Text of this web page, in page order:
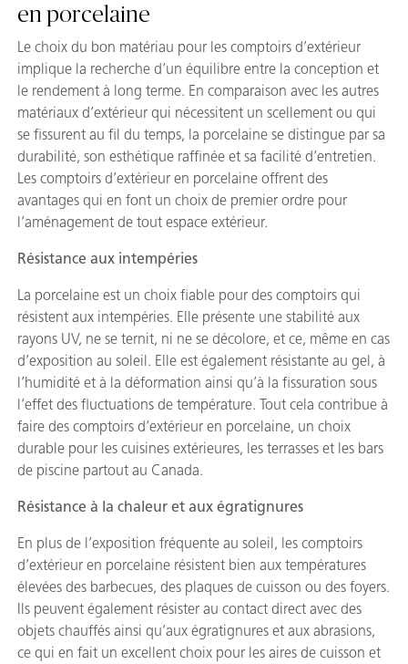
en porcelaine
Le choix du bon matériau pour les comptoirs d’extérieur
implique la recherche d’un équilibre entre la conception et
le rendement à long terme. En comparaison avec les autres
matériaux d’extérieur qui nécessitent un scellement ou qui
se fissurent au fil du temps, la porcelaine se distingue par sa
durabilité, son esthétique raffinée et sa facilité d’entretien.
Les comptoirs d’extérieur en porcelaine offrent des
avantages qui en font un choix de premier ordre pour
l’aménagement de tout espace extérieur.
Résistance aux intempéries
La porcelaine est un choix fiable pour des comptoirs qui
résistent aux intempéries. Elle présente une stabilité aux
rayons UV, ne se ternit, ni ne se décolore, et ce, même en cas
d’exposition au soleil. Elle est également résistante au gel, à
l’humidité et à la déformation ainsi qu’à la fissuration sous
l’effet des fluctuations de température. Tout cela contribue à
faire des comptoirs d’extérieur en porcelaine, un choix
durable pour les cuisines extérieures, les terrasses et les bars
de piscine partout au Canada.
Résistance à la chaleur et aux égratignures
En plus de l’exposition fréquente au soleil, les comptoirs
d’extérieur en porcelaine résistent bien aux températures
élevées des barbecues, des plaques de cuisson ou des foyers.
Ils peuvent également résister au contact direct avec des
objets chauffés ainsi qu’aux égratignures et aux abrasions,
ce qui en fait un excellent choix pour les aires de cuisson et